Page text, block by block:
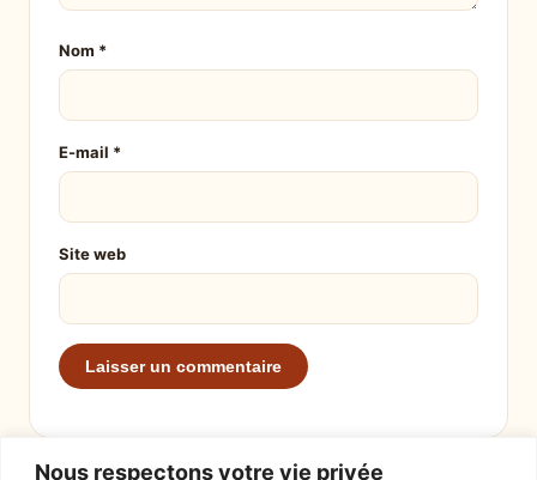
Nous respectons votre vie privée
Nom *
E-mail *
Site web